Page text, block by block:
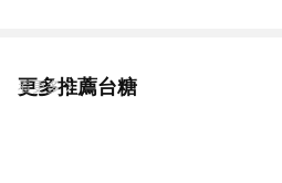
更多推薦台糖
看更多